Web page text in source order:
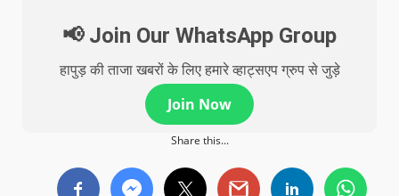
📢 Join Our WhatsApp Group
हापुड़ की ताजा खबरों के लिए हमारे व्हाट्सएप ग्रुप से जुड़े
Join Now
Share this...